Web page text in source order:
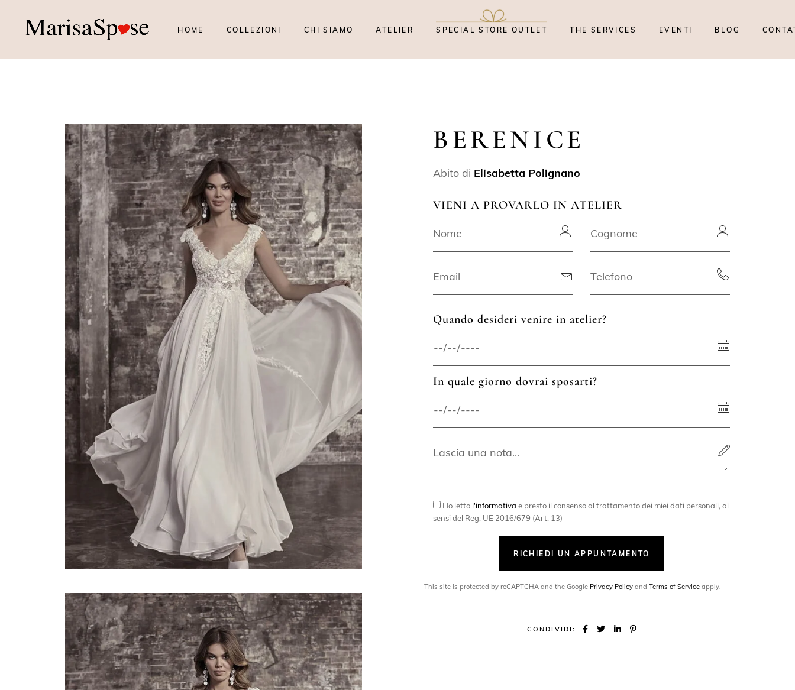
HOME COLLEZIONI CHI SIAMO ATELIER SPECIAL STORE OUTLET THE SERVICES EVENTI BLOG
BERENICE
Abito di Elisabetta Polignano
VIENI A PROVARLO IN ATELIER
Quando desideri venire in atelier?
In quale giorno dovrai sposarti?
Ho letto l'informativa e presto il consenso al trattamento dei miei dati personali, ai
sensi del Reg. UE 2016/679 (Art. 13)
RICHIEDI UN APPUNTAMENTO
This site is protected by reCAPTCHA and the Google Privacy Policy and Terms of Service apply.
CONDIVIDI: